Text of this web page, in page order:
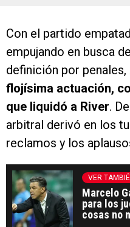
Con el partido
empujando en busca
definición por penales,
flojísima actuación,
que liquidó a River.
arbitral derivó en los
reclamos y los
VER
Marcelo
para los
cosas no